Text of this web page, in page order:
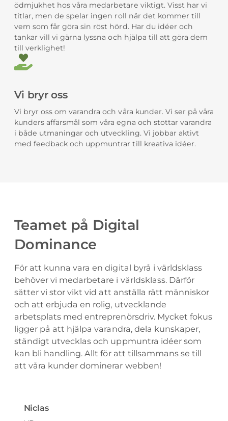
ödmjukhet hos våra medarbetare viktigt. Visst har vi
titlar, men de spelar ingen roll när det kommer till
vem som får göra sin röst hörd. Har du idéer och
tankar vill vi gärna lyssna och hjälpa till att göra dem
till verklighet!
Vi bryr oss
Vi bryr oss om varandra och våra kunder. Vi ser på våra
kunders affärsmål som våra egna och stöttar varandra
i både utmaningar och utveckling. Vi jobbar aktivt
med feedback och uppmuntrar till kreativa idéer.
Teamet på Digital
Dominance
För att kunna vara en digital byrå i världsklass
behöver vi medarbetare i världsklass. Därför
sätter vi stor vikt vid att anställa rätt människor
och att erbjuda en rolig, utvecklande
arbetsplats med entreprenörsdriv. Mycket fokus
ligger på att hjälpa varandra, dela kunskaper,
ständigt utvecklas och uppmuntra idéer som
kan bli handling. Allt för att tillsammans se till
att våra kunder dominerar webben!
Niclas